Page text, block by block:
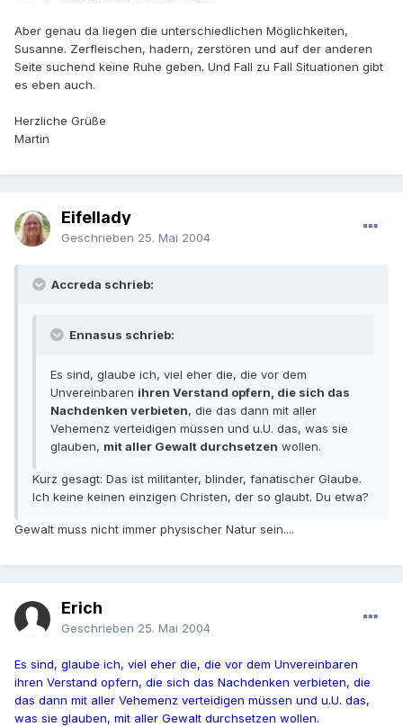
Aber genau da liegen die unterschiedlichen Möglichkeiten,
Susanne. Zerfleischen, hadern, zerstören und auf der anderen
Seite suchend keine Ruhe geben. Und Fall zu Fall Situationen gibt
es eben auch.
Herzliche Grüße
Martin
Eifellady
Geschrieben 25. Mai 2004
Accreda schrieb:
Ennasus schrieb:
Es sind, glaube ich, viel eher die, die vor dem
Unvereinbaren ihren Verstand opfern, die sich das
Nachdenken verbieten, die das dann mit aller
Vehemenz verteidigen müssen und u.U. das, was sie
glauben, mit aller Gewalt durchsetzen wollen.
Kurz gesagt: Das ist militanter, blinder, fanatischer Glaube.
Ich keine keinen einzigen Christen, der so glaubt. Du etwa?
Gewalt muss nicht immer physischer Natur sein....
Erich
Geschrieben 25. Mai 2004
Es sind, glaube ich, viel eher die, die vor dem Unvereinbaren
ihren Verstand opfern, die sich das Nachdenken verbieten, die
das dann mit aller Vehemenz verteidigen müssen und u.U. das,
was sie glauben, mit aller Gewalt durchsetzen wollen.